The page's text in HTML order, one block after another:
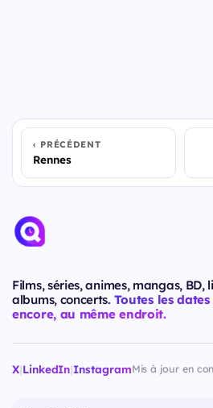
PRÉCÉDENT
Rennes
Films, séries, animes, mangas, BD,
albums, concerts. Toutes les
encore, au même endroit.
X|LinkedIn|InstagramMis à jour en